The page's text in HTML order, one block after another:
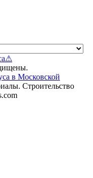
в Московской
Строительство